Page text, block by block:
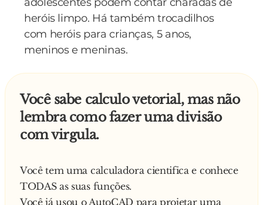
heróis limpo. Há também trocadilhos
com heróis para crianças, 5 anos,
meninos e meninas.
Você sabe calculo vetorial, mas não
lembra como fazer uma divisão
com virgula.
Você tem uma calculadora cientifica e conhece
TODAS as suas funções.
Você já usou o AutoCAD para projetar uma